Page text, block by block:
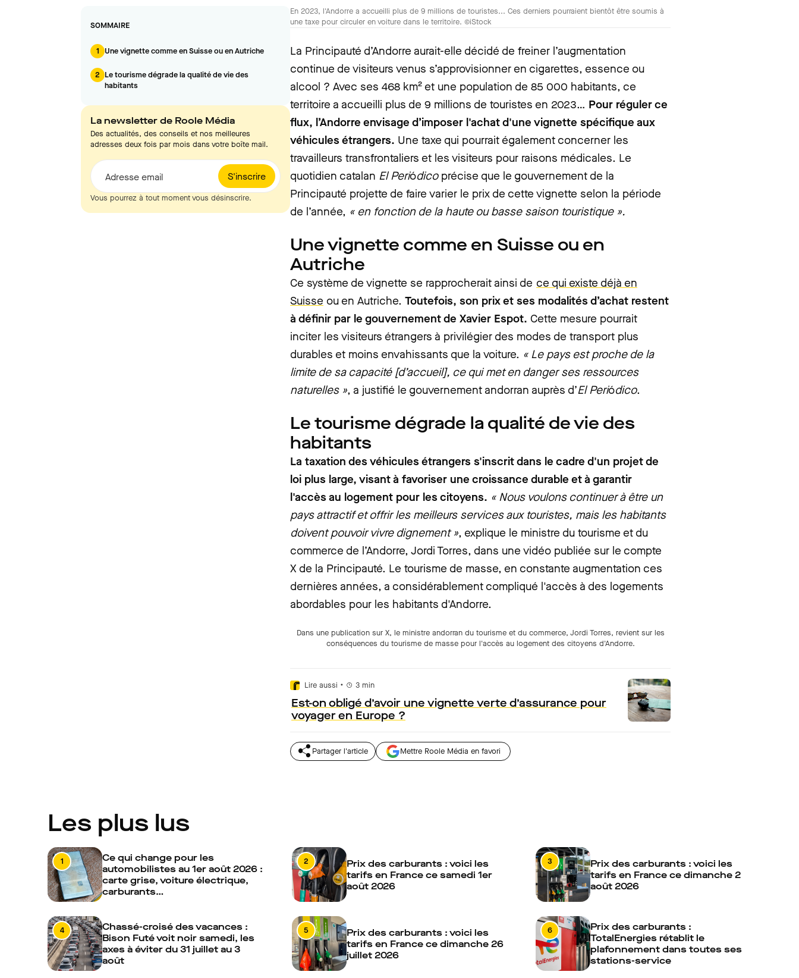
SOMMAIRE
1 Une vignette comme en Suisse ou en Autriche
2 Le tourisme dégrade la qualité de vie des
habitants
La newsletter de Roole Média
Des actualités, des conseils et nos meilleures
adresses deux fois par mois dans votre boîte mail.
S'inscrire
Adresse email
Vous pourrez à tout moment vous désinscrire.
En 2023, l'Andorre a accueilli plus de 9 millions de touristes... Ces derniers pourraient bientôt être soumis à
une taxe pour circuler en voiture dans le territoire. ©iStock
La Principauté d’Andorre aurait-elle décidé de freiner l’augmentation
continue de visiteurs venus s’approvisionner en cigarettes, essence ou
alcool ? Avec ses 468 km² et une population de 85 000 habitants, ce
territoire a accueilli plus de 9 millions de touristes en 2023… Pour réguler ce
flux, l’Andorre envisage d’imposer l'achat d'une vignette spécifique aux
véhicules étrangers. Une taxe qui pourrait également concerner les
travailleurs transfrontaliers et les visiteurs pour raisons médicales. Le
quotidien catalan El Periódicoprécise que le gouvernement de la
Principauté projette de faire varier le prix de cette vignette selon la période
de l’année, « en fonction de la haute ou basse saison touristique ».
Une vignette comme en Suisse ou en
Autriche
Ce système de vignette se rapprocherait ainsi de ce qui existe déjà en
Suisse ou en Autriche. Toutefois, son prix et ses modalités d’achat restent
à définir par le gouvernement de Xavier Espot. Cette mesure pourrait
inciter les visiteurs étrangers à privilégier des modes de transport plus
durables et moins envahissants que la voiture. « Le pays est proche de la
limite de sa capacité [d’accueil], ce qui met en danger ses ressources
naturelles », a justifié le gouvernement andorran auprès d’El Periódico.
Le tourisme dégrade la qualité de vie des
habitants
La taxation des véhicules étrangers s'inscrit dans le cadre d'un projet de
loi plus large, visant à favoriser une croissance durable et à garantir
l'accès au logement pour les citoyens. « Nous voulons continuer à être un
pays attractif et offrir les meilleurs services aux touristes, mais les habitants
doivent pouvoir vivre dignement », explique le ministre du tourisme et du
commerce de l’Andorre, Jordi Torres, dans une vidéo publiée sur le compte
X de la Principauté. Le tourisme de masse, en constante augmentation ces
dernières années, a considérablement compliqué l'accès à des logements
abordables pour les habitants d'Andorre.
Dans une publication sur X, le ministre andorran du tourisme et du commerce, Jordi Torres, revient sur les
conséquences du tourisme de masse pour l'accès au logement des citoyens d'Andorre.
Lire aussi • 3 min
Est-on obligé d’avoir une vignette verte d’assurance pour
voyager en Europe ?
Partager l'article Mettre Roole Média en favori
Les plus lus
1
Ce qui change pour les
automobilistes au 1er août 2026 :
carte grise, voiture électrique,
carburants…
2
Prix des carburants : voici les
tarifs en France ce samedi 1er
août 2026
3
Prix des carburants : voici les
tarifs en France ce dimanche 2
août 2026
4
Chassé-croisé des vacances :
Bison Futé voit noir samedi, les
axes à éviter du 31 juillet au 3
août
5
Prix des carburants : voici les
tarifs en France ce dimanche 26
juillet 2026
6
Prix des carburants :
TotalEnergies rétablit le
plafonnement dans toutes ses
stations-service